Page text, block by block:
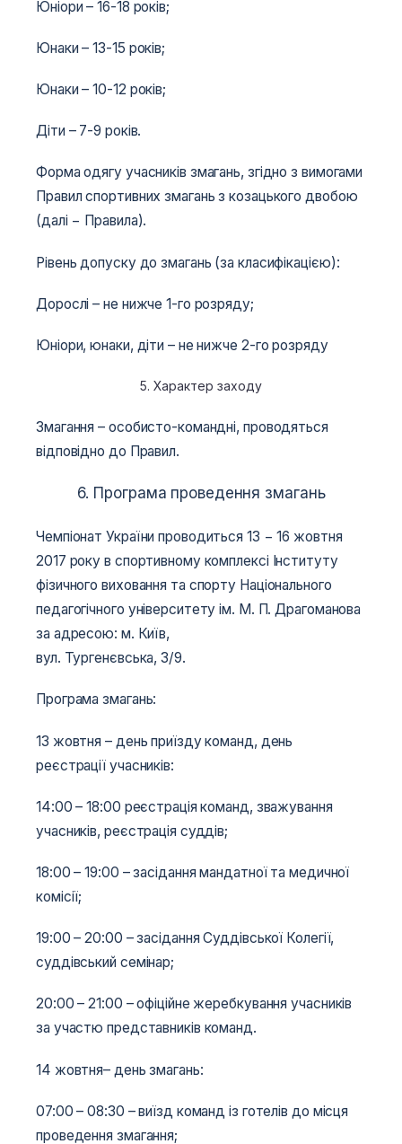
Юніори – 16-18 років;
Юнаки – 13-15 років;
Юнаки – 10-12 років;
Діти – 7-9 років.
Форма одягу учасників змагань, згідно з вимогами
Правил спортивних змагань з козацького двобою
(далі − Правила).
Рівень допуску до змагань (за класифікацією):
Дорослі – не нижче 1-го розряду;
Юніори, юнаки, діти – не нижче 2-го розряду
5. Характер заходу
Змагання – особисто-командні, проводяться
відповідно до Правил.
6. Програма проведення змагань
Чемпіонат України проводиться 13 − 16 жовтня
2017 року в спортивному комплексі Інституту
фізичного виховання та спорту Національного
педагогічного університету ім. М. П. Драгоманова
за адресою: м. Київ,
вул. Тургенєвська, 3/9.
Програма змагань:
13 жовтня – день приїзду команд, день
реєстрації учасників:
14:00 – 18:00 реєстрація команд, зважування
учасників, реєстрація суддів;
18:00 – 19:00 – засідання мандатної та медичної
комісії;
19:00 – 20:00 – засідання Суддівської Колегії,
суддівський семінар;
20:00 – 21:00 – офіційне жеребкування учасників
за участю представників команд.
14 жовтня– день змагань:
07:00 – 08:30 – виїзд команд із готелів до місця
проведення змагання;